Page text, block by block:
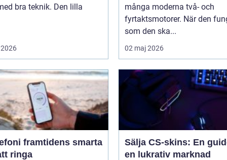
bra teknik. Den lilla
många moderna två- och
fyrtaktsmotorer. När den
som den ska...
02 maj 2026
smarta
ringa
Sälja CS-skins: En
en lukrativ marknad